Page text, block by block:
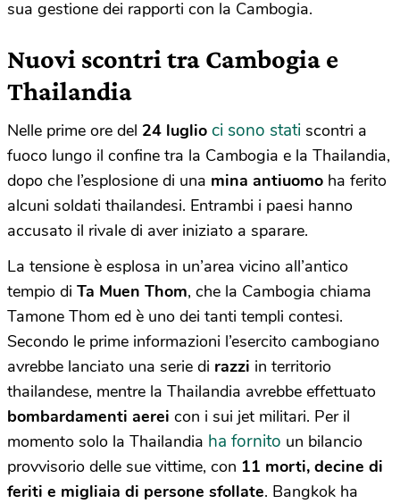
sua gestione dei rapporti con la Cambogia.
Nuovi scontri tra Cambogia e
Thailandia
Nelle prime ore del 24 luglio ci sono stati scontri a
fuoco lungo il confine tra la Cambogia e la Thailandia,
dopo che l’esplosione di una mina antiuomo ha ferito
alcuni soldati thailandesi. Entrambi i paesi hanno
accusato il rivale di aver iniziato a sparare.
La tensione è esplosa in un’area vicino all’antico
tempio di Ta Muen Thom, che la Cambogia chiama
Tamone Thom ed è uno dei tanti templi contesi.
Secondo le prime informazioni l’esercito cambogiano
avrebbe lanciato una serie di razzi in territorio
thailandese, mentre la Thailandia avrebbe effettuato
bombardamenti aerei con i sui jet militari. Per il
momento solo la Thailandia ha fornito un bilancio
provvisorio delle sue vittime, con 11 morti, decine di
feriti e migliaia di persone sfollate. Bangkok ha